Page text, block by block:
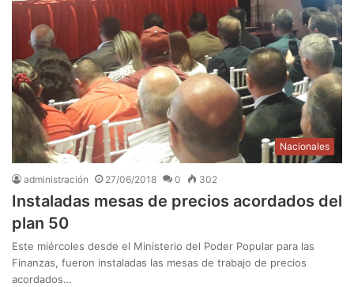
Nacionales
administración 27/06/2018 0 302
Instaladas mesas de precios acordados del
plan 50
Este miércoles desde el Ministerio del Poder Popular para las
Finanzas, fueron instaladas las mesas de trabajo de precios
acordados…